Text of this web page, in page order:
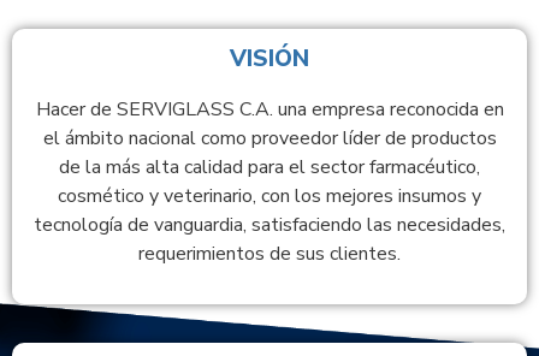
VISIÓN
Hacer de SERVIGLASS C.A. una empresa reconocida en
el ámbito nacional como proveedor líder de productos
de la más alta calidad para el sector farmacéutico,
cosmético y veterinario, con los mejores insumos y
tecnología de vanguardia, satisfaciendo las necesidades,
requerimientos de sus clientes.